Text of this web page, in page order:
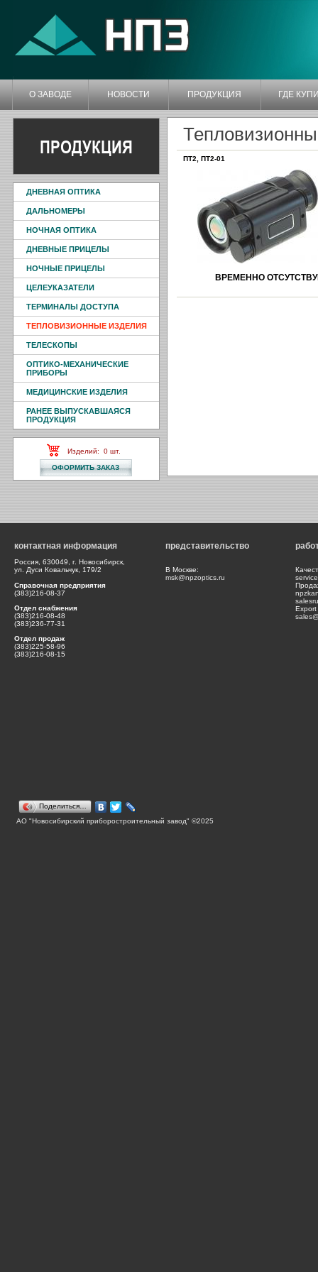
О ЗАВОДЕ НОВОСТИ ПРОДУКЦИЯ ГДЕ
ПРОДУКЦИЯ
ДНЕВНАЯ ОПТИКА
ДАЛЬНОМЕРЫ
НОЧНАЯ ОПТИКА
ДНЕВНЫЕ ПРИЦЕЛЫ
НОЧНЫЕ ПРИЦЕЛЫ
ЦЕЛЕУКАЗАТЕЛИ
ТЕРМИНАЛЫ ДОСТУПА
ТЕПЛОВИЗИОННЫЕ ИЗДЕЛИЯ
ТЕЛЕСКОПЫ
ОПТИКО-МЕХАНИЧЕСКИЕ
ПРИБОРЫ
МЕДИЦИНСКИЕ ИЗДЕЛИЯ
РАНЕЕ ВЫПУСКАВШАЯСЯ
ПРОДУКЦИЯ
Изделий: 0шт.
ПТ2, ПТ2-01
ВРЕМЕННО
контактная информация
Россия, 630049, г. Новосибирск,
ул. Дуси Ковальчук, 179/2
Справочная предприятия
(383)216-08-37
Отдел снабжения
(383)216-08-48
(383)236-77-31
Отдел продаж
(383)225-58-96
(383)216-08-15
представительство
В Москве:
msk@npzoptics.ru
Поделиться…
АО "Новосибирский приборостроительный завод" ©2025